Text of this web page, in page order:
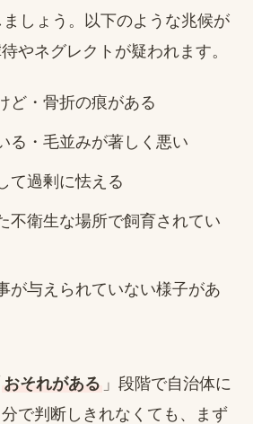
ましょう。以下のような兆候が
やネグレクトが疑われます。
ど・骨折の痕がある
る・毛並みが著しく悪い
て過剰に怯える
不衛生な場所で飼育されてい
が与えられていない様子があ
おそれがある 」段階で自治体に
で判断しきれなくても、まず